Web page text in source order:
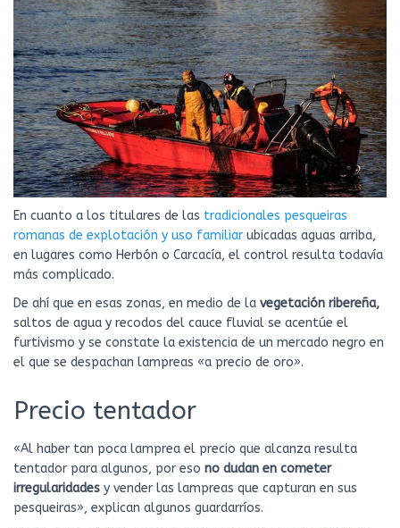
En cuanto a los titulares de las tradicionales pesqueiras
romanas de explotación y uso familiar ubicadas aguas arriba,
en lugares como Herbón o Carcacía, el control resulta todavía
más complicado.
De ahí que en esas zonas, en medio de la vegetación ribereña,
saltos de agua y recodos del cauce fluvial se acentúe el
furtivismo y se constate la existencia de un mercado negro en
el que se despachan lampreas «a precio de oro».
Precio tentador
«Al haber tan poca lamprea el precio que alcanza resulta
tentador para algunos, por eso no dudan en cometer
irregularidades y vender las lampreas que capturan en sus
pesqueiras», explican algunos guardarríos.